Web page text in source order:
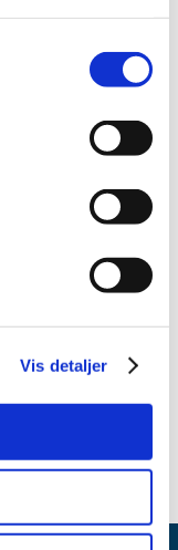
Vis detaljer